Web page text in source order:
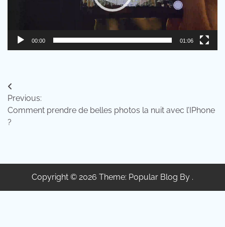
00:00 01:06
Navigation
de
l’article
Previous:
Comment prendre de belles photos la nuit avec l’IPhone
?
Copyright © 2026 Theme: Popular Blog By .